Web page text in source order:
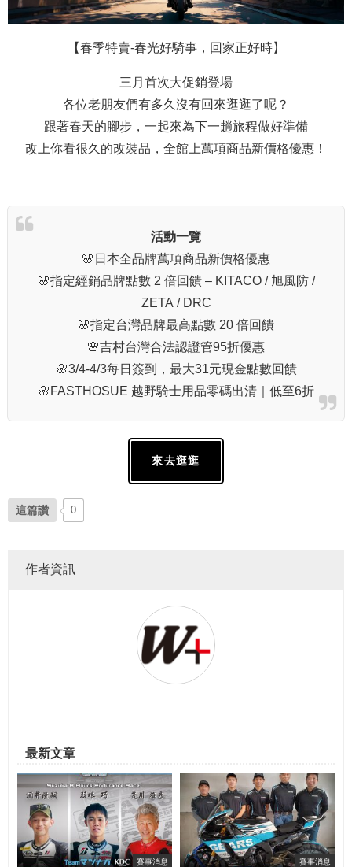
【春季特賣-春光好騎事，回家正好時】
三月首次大促銷登場
各位老朋友們有多久沒有回來逛逛了呢？
跟著春天的腳步，一起來為下一趟旅程做好準備
改上你看很久的改裝品，全館上萬項商品新價格優惠！
活動一覽
🌸日本全品牌萬項商品新價格優惠
🌸指定經銷品牌點數 2 倍回饋 – KITACO / 旭風防 /
ZETA / DRC
🌸指定台灣品牌最高點數 20 倍回饋
🌸吉村台灣合法認證管95折優惠
🌸3/4-4/3每日簽到，最大31元現金點數回饋
🌸FASTHOSUE 越野騎士用品零碼出清｜低至6折
來去逛逛
這篇讚 0
作者資訊
最新文章
賽事消息 賽事消息